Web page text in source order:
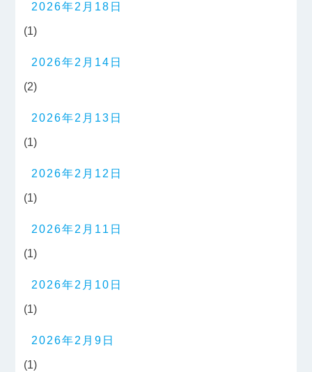
2026年2月18日
(1)
2026年2月14日
(2)
2026年2月13日
(1)
2026年2月12日
(1)
2026年2月11日
(1)
2026年2月10日
(1)
2026年2月9日
(1)